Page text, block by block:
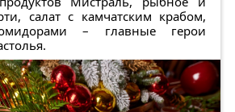
салат с камчатским крабом,
– главные герои